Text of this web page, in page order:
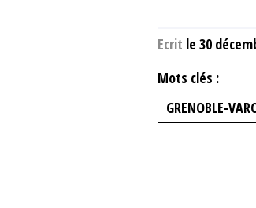
Ecrit le 30
Mots clés :
GRENOBLE-